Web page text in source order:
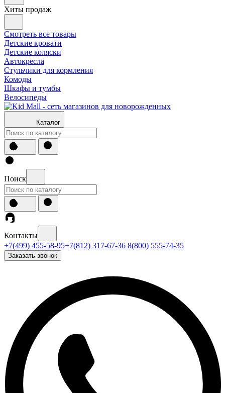
Хиты продаж
Смотреть все товары
Детские кровати
Детские коляски
Автокресла
Стульчики для кормления
Комоды
Шкафы и тумбы
Велосипеды
Каталог
Поиск
Контакты
+7(499) 455-58-95+7(812) 317-67-36 8(800) 555-74-35
Заказать звонок